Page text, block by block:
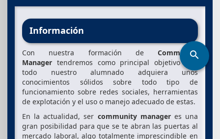
search
Información
Con nuestra formación de Community
Manager tendremos como principal objetivo que
todo nuestro alumnado adquiera unos
conocimientos sólidos sobre todo tipo de
funcionamiento sobre redes sociales, herramientas
de explotación y el uso o manejo adecuado de estas.
En la actualidad, ser community manageres una
gran posibilidad para que se te abran las puertas al
mercado laboral, algo totalmente imprescindible en